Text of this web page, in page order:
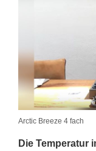
Arctic Breeze 4 fach
Die Temperatur